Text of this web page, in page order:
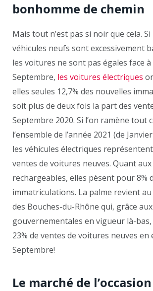
bonhomme de chemin
Mais tout n’est pas si noir que cela.
véhicules neufs sont excessivement
les voitures ne sont pas égales face
Septembre, les voitures électriques
elles seules 12,7% des nouvelles
soit plus de deux fois la part des
Septembre 2020. Si l’on ramène tout
l’ensemble de l’année 2021 (de
les véhicules électriques représentent
ventes de voitures neuves. Quant
rechargeables, elles pèsent pour 8%
immatriculations. La palme revient
des Bouches-du-Rhône qui, grâce
gouvernementales en vigueur là-
23% de ventes de voitures neuves en
Septembre!
Le marché de l’occasion